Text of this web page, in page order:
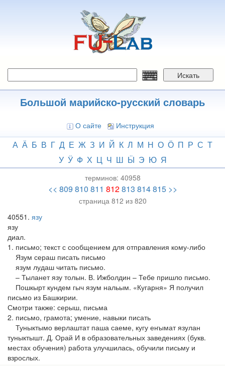
Искать
Большой марийско-русский словарь
О сайте Инструкция
А Ӓ Б В Г Д Е Ж З И Й К Л М Н О Ӧ П Р С Т
У Ӱ Ф Х Ц Ч Ш Ӹ Э Ю Я
терминов: 40958
<< 809 810 811 812813 814815 >>
страница 812 из 820
40551 язу
язу
диал.
1. письмо; текст с сообщением для отправления кому-либо
Язум сераш писать письмо
язум лудаш читать письмо.
– Тыланет язу толын. В. Ижболдин – Тебе пришло письмо.
Пошкырт кундем гыч язум нальым. «Кугарня» Я получил
письмо из Башкирии.
Смотри также: серыш, письма
2. письмо, грамота; умение, навыки писать
Туныктымо верлаштат паша саеме, кугу еҥымат язулан
туныктышт. Д. Орай И в образовательных заведениях (букв.
местах обучения) работа улучшилась, обучили письму и
взрослых.